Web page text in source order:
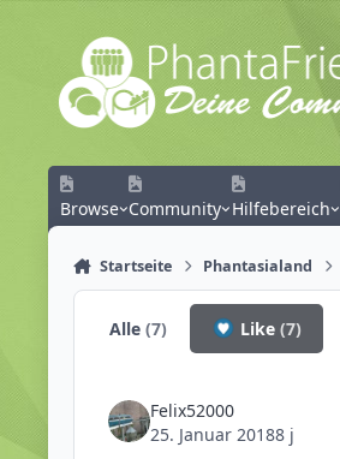
Zum Inhalt springen
Browse Community Hilfebereich
Startseite Phantasialand
Alle(7) Like (7)
Felix52000
25. Januar 20188 j